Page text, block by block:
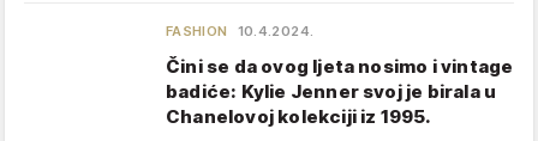
FASHION 10.4.2024.
Čini se da ovog ljeta nosimo i vintage
badiće: Kylie Jenner svoj je birala u
Chanelovoj kolekciji iz 1995.